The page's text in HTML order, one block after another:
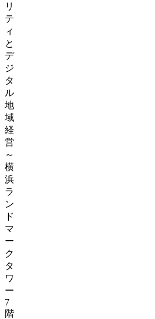
リ
テ
ィ
と
デ
ジ
タ
ル
地
域
経
営
～
横
浜
ラ
ン
ド
マ
ー
ク
タ
ワ
ー
7
階